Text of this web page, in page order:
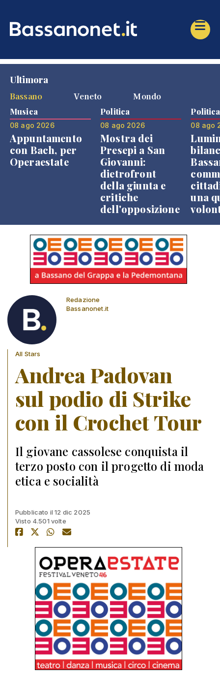
Ultimora
Bassano
Veneto Mondo
Musica
08 ago 2026
Appuntamento
con Bach, per
Operaestate
Politica
08 ago 2026
Mostra dei
Presepi a San
Giovanni:
dietrofront
della giunta e
critiche
dell'opposizione
Politica
08 ago
una
Redazione
Bassanonet.it
All Stars
Andrea Padovan
sul podio di Strike
con il Crochet Tour
Il giovane cassolese conquista il
terzo posto con il progetto di moda
etica e socialità
Pubblicato il 12 dic 2025
Visto 4.501 volte